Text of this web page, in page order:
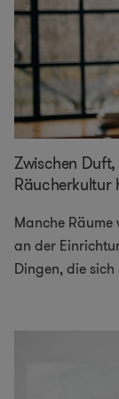
Zwischen
Räucherkultur
Manche
an der
Dingen, die